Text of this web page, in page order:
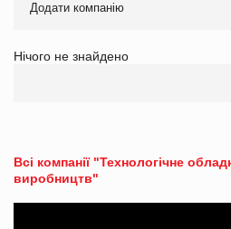
Додати компанію
Нічого не знайдено
Всі компанії "Технологічне
виробництв"